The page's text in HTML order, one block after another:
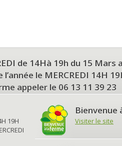
de 14Hà 19h du 15 Mars
le MERCREDI 14H
appeler le 06 13 11 39 23
19H
Bienvenue
Visiter le site